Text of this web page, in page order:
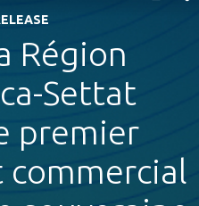
Région
Settat
premier